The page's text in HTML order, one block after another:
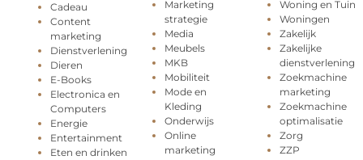
Cadeau
Content
marketing
Dienstverlening
Dieren
E-Books
Electronica en
Computers
Energie
Entertainment
Eten en drinken
Marketing
strategie
Media
Meubels
MKB
Mobiliteit
Mode en
Kleding
Onderwijs
Online
marketing
Woning en Tuin
Woningen
Zakelijk
Zakelijke
dienstverlening
Zoekmachine
marketing
Zoekmachine
optimalisatie
Zorg
ZZP